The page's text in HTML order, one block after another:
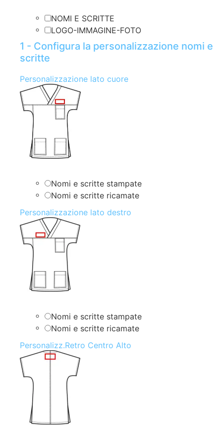
NOMI E SCRITTE
LOGO-IMMAGINE-FOTO
1 - Configura la personalizzazione nomi e
scritte
Personalizzazione lato cuore
Nomi e scritte stampate
Nomi e scritte ricamate
Personalizzazione lato destro
Nomi e scritte stampate
Nomi e scritte ricamate
Personalizz.Retro Centro Alto